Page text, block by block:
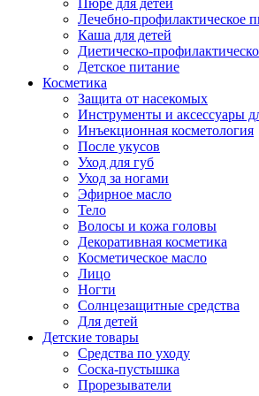
Пюре для детей
Лечебно-профилактическое
Каша для детей
Диетическо-
Детское питание
Косметика
Защита от насекомых
Инструменты и аксессуары
Инъекционная косметология
После укусов
Уход для губ
Уход за ногами
Эфирное масло
Тело
Волосы и кожа головы
Декоративная косметика
Косметическое масло
Лицо
Ногти
Солнцезащитные средства
Для детей
Детские товары
Средства по уходу
Соска-пустышка
Прорезыватели